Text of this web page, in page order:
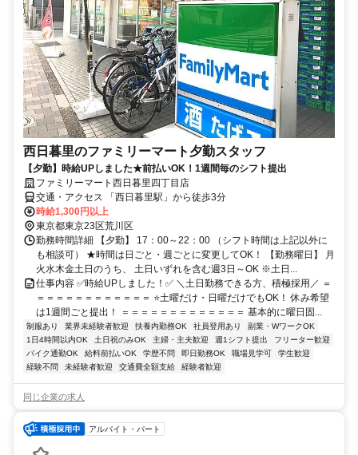
西日暮里のファミリーマート夕勤スタッフ
【夕勤】時給UPしました★前払いOK！1週間毎のシフト提出
ファミリーマート西日暮里四丁目店
交通・アクセス 「西日暮里駅」から徒歩3分
時給1,300円以上
東京都東京23区荒川区
勤務時間詳細 【夕勤】 17：00～22：00 （シフト時間は上記以外に
も相談可） ★時間は日ごと・週ごとに変更してOK！ 【勤務曜日】 月
火水木金土日のうち、 土日いずれを含む週3日～OK ※土日...
仕事内容 ✅時給UPしました！✅ ＼土日勤務できる方、積極採用／ ＝
＝＝＝＝＝＝＝＝＝＝＝＝ ⭐土曜だけ・日曜だけでもOK！ 休み希望
は1週間ごと提出！ ＝＝＝＝＝＝＝＝＝＝＝＝＝ 基本的に曜日固...
制服あり 業界未経験者歓迎 扶養内勤務OK 社員登用あり
副業・WワークOK
1日4時間以内OK
土日祝のみOK 主婦・主夫歓迎 週1シフト提出
フリーター歓迎
バイク通勤OK
給料前払いOK 学歴不問 即日勤務OK 職場見学可
学生歓迎
経験不問
未経験者歓迎 交通費全額支給 経験者歓迎
同じ企業の求人
アルバイト・パート